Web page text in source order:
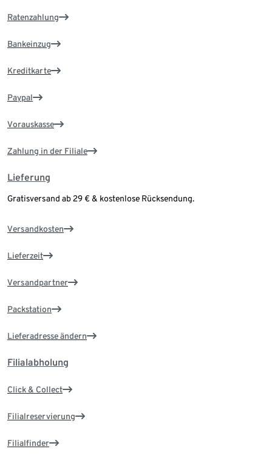
Ratenzahlung
Bankeinzug
Kreditkarte
Paypal
Vorauskasse
Zahlung in der Filiale
Lieferung
Gratisversand ab 29 € & kostenlose Rücksendung.
Versandkosten
Lieferzeit
Versandpartner
Packstation
Lieferadresse ändern
Filialabholung
Click & Collect
Filialreservierung
Filialfinder